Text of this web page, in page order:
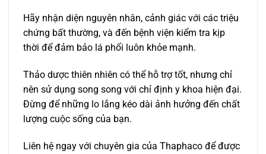
Hãy nhận diện nguyên nhân, cảnh giác với các triệu
chứng bất thường, và đến bệnh viện kiểm tra kịp
thời để đảm bảo lá phổi luôn khỏe mạnh.
Thảo dược thiên nhiên có thể hỗ trợ tốt, nhưng chỉ
nên sử dụng song song với chỉ định y khoa hiện đại.
Đừng để những lo lắng kéo dài ảnh hưởng đến chất
lượng cuộc sống của bạn.
Liên hệ ngay với chuyên gia của Thaphaco để được